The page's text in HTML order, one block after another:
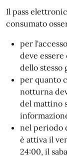
Il pass
consumato
per
deve
dello stesso
per quanto
notturna
del mattino
nel periodo
è attiva il
24:00, il